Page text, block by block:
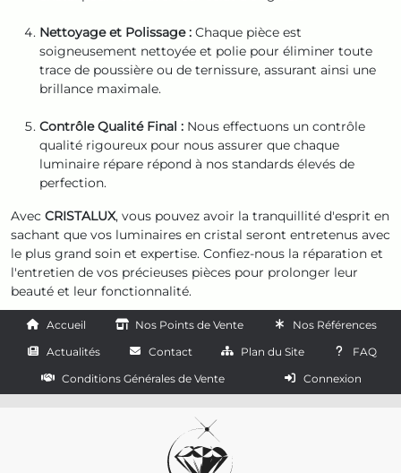
Nettoyage et Polissage : Chaque pièce est
soigneusement nettoyée et polie pour éliminer toute
trace de poussière ou de ternissure, assurant ainsi une
brillance maximale.
Contrôle Qualité Final : Nous effectuons un contrôle
qualité rigoureux pour nous assurer que chaque
luminaire répare répond à nos standards élevés de
perfection.
Avec CRISTALUX, vous pouvez avoir la tranquillité d'esprit en
sachant que vos luminaires en cristal seront entretenus avec
le plus grand soin et expertise. Confiez-nous la réparation et
l'entretien de vos précieuses pièces pour prolonger leur
beauté et leur fonctionnalité.
Accueil Nos Points de Vente
Nos Références
Actualités
Contact Plan du Site
FAQ
Conditions Générales de Vente
Connexion